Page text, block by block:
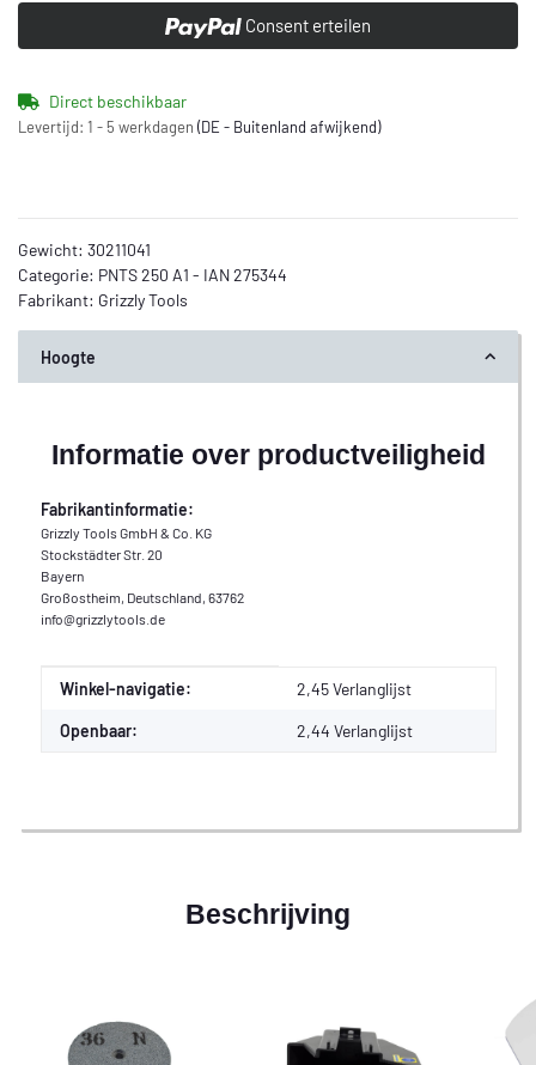
Consent erteilen
Direct beschikbaar
Levertijd: 1 - 5 werkdagen (DE - Buitenland afwijkend)
Gewicht: 30211041
Categorie: PNTS 250 A1 - IAN 275344
Fabrikant: Grizzly Tools
Hoogte
Informatie over productveiligheid
Fabrikantinformatie:
Grizzly Tools GmbH & Co. KG
Stockstädter Str. 20
Bayern
Großostheim, Deutschland, 63762
info@grizzlytools.de
Waarde
Fabrikant
Winkel-navigatie: 2,45 Verlanglijst
Openbaar: 2,44 Verlanglijst
Beschrijving